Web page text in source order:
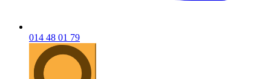
014 48 01 79